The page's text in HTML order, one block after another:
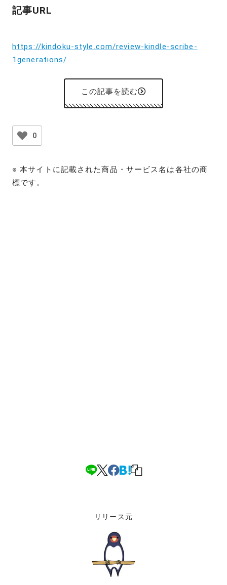
記事URL
https://kindoku-style.com/review-kindle-scribe-
1generations/
この記事を読む
0
※ 本サイトに記載された商品・サービス名は各社の商
標です。
リリース元